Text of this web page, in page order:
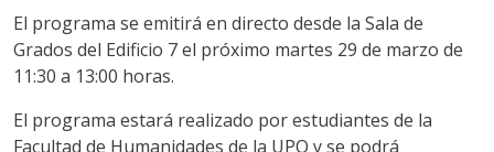
El programa se emitirá en directo desde la Sala de
Grados del Edificio 7 el próximo martes 29 de marzo de
11:30 a 13:00 horas.
El programa estará realizado por estudiantes de la
Facultad de Humanidades de la UPO y se podrá